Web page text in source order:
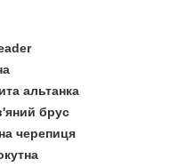
альтанка
брус
черепиця